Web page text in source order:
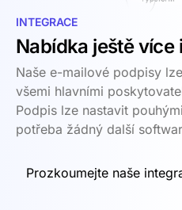
INTEGRACE
Nabídka ještě více
Naše e-mailové podpisy
všemi hlavními
Podpis lze nastavit
potřeba žádný další
Prozkoumejte naše